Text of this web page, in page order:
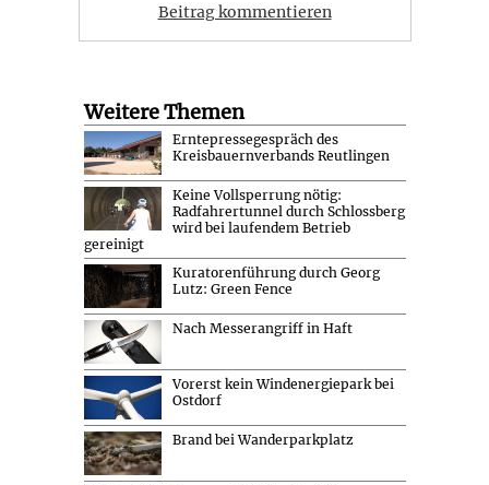
Beitrag kommentieren
Weitere Themen
Erntepressegespräch des
Kreisbauernverbands Reutlingen
Keine Vollsperrung nötig:
Radfahrertunnel durch Schlossberg
wird bei laufendem Betrieb
gereinigt
Kuratorenführung durch Georg
Lutz: Green Fence
Nach Messerangriff in Haft
Vorerst kein Windenergiepark bei
Ostdorf
Brand bei Wanderparkplatz